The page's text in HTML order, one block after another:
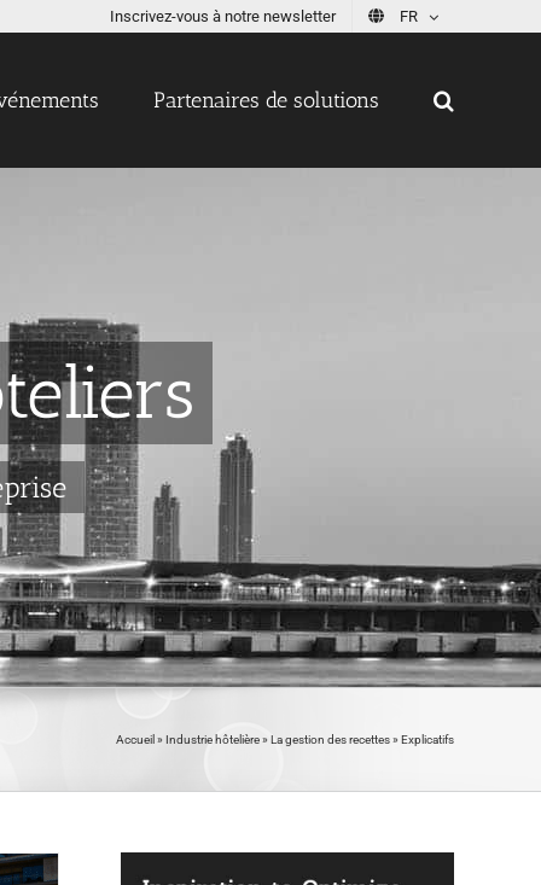
Inscrivez-vous à notre newsletter FR
Partenaires de solutions
Accueil » Industrie hôtelière»La gestion des recettes» Explicatifs